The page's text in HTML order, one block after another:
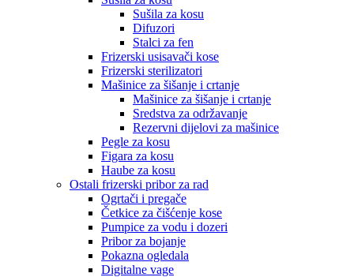
Sušila za kosu
Difuzori
Stalci za fen
Frizerski usisavači kose
Frizerski sterilizatori
Mašinice za šišanje i crtanje
Mašinice za šišanje i crtanje
Sredstva za održavanje
Rezervni dijelovi za mašinice
Pegle za kosu
Figara za kosu
Haube za kosu
Ostali frizerski pribor za rad
Ogrtači i pregače
Četkice za čišćenje kose
Pumpice za vodu i dozeri
Pribor za bojanje
Pokazna ogledala
Digitalne vage